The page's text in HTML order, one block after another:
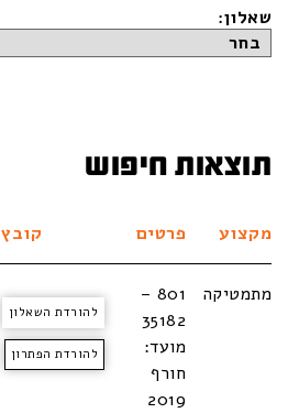
שאלון:
תוצאות חיפוש
מקצוע פרטים קובץ
מתמטיקה
801 –
35182
מועד:
חורף
2019
להורדת השאלון
להורדת הפתרון